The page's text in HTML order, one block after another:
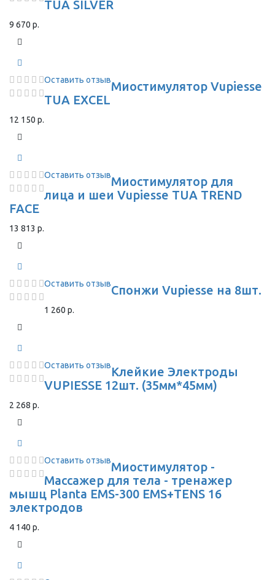
TUA SILVER
9 670 р.
Оставить отзывМиостимулятор Vupiesse
TUA EXCEL
12 150 р.
Оставить отзывМиостимулятор для
лица и шеи Vupiesse TUA TREND
FACE
13 813 р.
Оставить отзывСпонжи Vupiesse на 8шт.
1 260 р.
Оставить отзывКлейкие Электроды
VUPIESSE 12шт. (35мм*45мм)
2 268 р.
Оставить отзывМиостимулятор -
Массажер для тела - тренажер
мышц Planta EMS-300 EMS+TENS 16
электродов
4 140 р.